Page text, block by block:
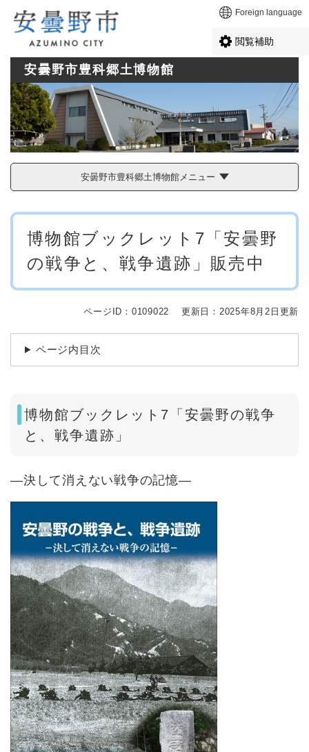
メニューを飛ばして本文へ Foreign language
閲覧補助
安曇野市豊科郷土博物館
安曇野市豊科郷土博物館メニュー
本
博物館ブックレット7「安曇野
の戦争と、戦争遺跡」販売中
ページID：0109022 更新日：2025年8月2日更新
ページ内目次
博物館ブックレット7「安曇野の戦争
と、戦争遺跡」
―決して消えない戦争の記憶―